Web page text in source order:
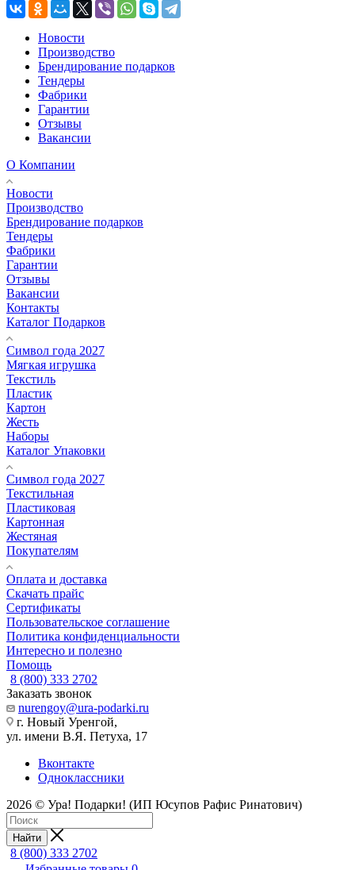
Новости
Производство
Брендирование подарков
Тендеры
Фабрики
Гарантии
Отзывы
Вакансии
О Компании
Новости
Производство
Брендирование подарков
Тендеры
Фабрики
Гарантии
Отзывы
Вакансии
Контакты
Каталог Подарков
Символ года 2027
Мягкая игрушка
Текстиль
Пластик
Картон
Жесть
Наборы
Каталог Упаковки
Символ года 2027
Текстильная
Пластиковая
Картонная
Жестяная
Покупателям
Оплата и доставка
Скачать прайс
Сертификаты
Пользовательское соглашение
Политика конфиденциальности
Интересно и полезно
Помощь
8 (800) 333 2702
Заказать звонок
nurengoy@ura-podarki.ru
г. Новый Уренгой,
ул. имени В.Я. Петуха, 17
Вконтакте
Одноклассники
2026 © Ура! Подарки! (ИП Юсупов Рафис Ринатович)
Найти
8 (800) 333 2702